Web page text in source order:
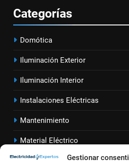
Gestionar
eléctricas
INSTALACIONES
Guía
Categorías
Domótica
Iluminación Exterior
Iluminación Interior
Instalaciones Eléctricas
Mantenimiento
Material Eléctrico
Sector Eléct rico